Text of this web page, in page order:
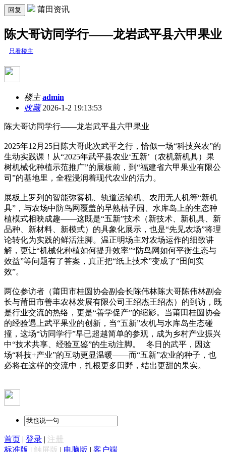
回复 莆田资讯
陈大哥访同学行——龙岩武平县六甲果业
只看楼主
楼主 admin
收藏2026-1-2 19:13:53
陈大哥访同学行——龙岩武平县六甲果业
2025年12月25日陈大哥此次武平之行，恰似一场“科技兴农”的
生动实践课！从“2025年武平县农业‘五新’（农机新机具）果
树机械化种植示范推广”的展板前，到“福建省六甲果业有限公
司”的基地里，全程浸润着现代农业的活力。
展板上罗列的智能弥雾机、轨道运输机、农用无人机等“新机
具”，与农场中防鸟网覆盖的早熟桔子园、水库岛上的生态种
植模式相映成趣——这既是“五新”技术（新技术、新机具、新
品种、新材料、新模式）的具象化展示，也是“先见农场”将理
论转化为实践的鲜活注脚。温正明场主对农场运作的细致讲
解，更让“机械化种植如何提升效率”“防鸟网如何平衡生态与
效益”等问题有了答案，真正把“纸上技术”变成了“田间实
效”。
两位参访者（莆田市桂圆协会副会长陈伟林陈大哥陈伟林副会
长与莆田市善丰农林发展有限公司王绍杰王绍杰）的到访，既
是行业交流的热络，更是“善学促产”的缩影。当莆田桂圆协会
的经验遇上武平果业的创新，当“五新”农机与水库岛生态碰
撞，这场“访同学行”早已超越简单的参观，成为乡村产业振兴
中“技术共享、经验互鉴”的生动注脚。 冬日的武平，因这
场“科技+产业”的互动更显温暖——而“五新”农业的种子，也
必将在这样的交流中，扎根更多田野，结出更甜的果实。
首页 | 登录 | 注册
标准版 | 触屏版 | 电脑版 | 客户端